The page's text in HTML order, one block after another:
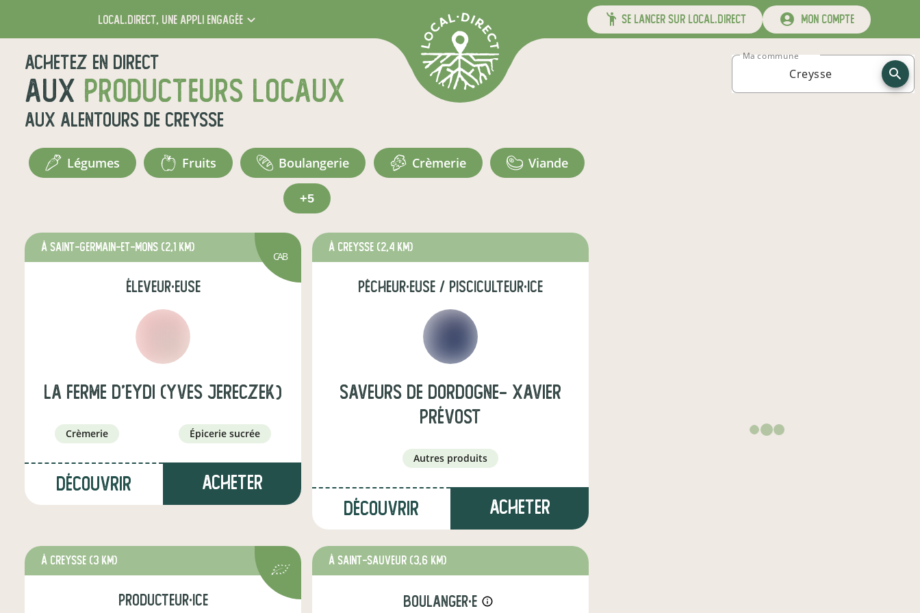
local.direct, une appli engagée se lancer sur local.direct mon compte
Achetez en direct
aux producteurs locaux
aux alentours de Creysse
légumes fruits boulangerie crèmerie viande
+5
Ma commune
à Saint-Germain-et-Mons (2,1 km)
CAB
éleveur·euse
La Ferme d'Eydi (Yves JERECZEK)
crèmerie épicerie sucrée
Découvrir Acheter
à creysse (2,4 km)
pêcheur·euse / pisciculteur·ice
saveurs de dordogne- Xavier
Prévost
autres produits
Découvrir Acheter
à creysse (3 km)
producteur·ice
à Saint-Sauveur (3,6 km)
boulanger·e info_outline